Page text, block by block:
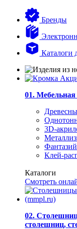
Бренды
01.
3D-
Клей-
Каталоги
Смотреть
02.
столешниц,